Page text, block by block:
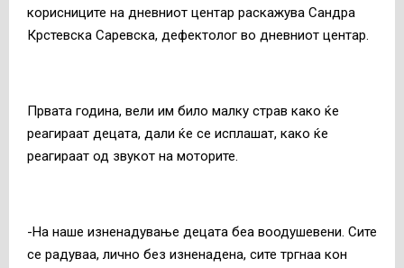
корисниците на дневниот центар раскажува Сандра
Крстевска Саревска, дефектолог во дневниот центар.
Првата година, вели им било малку страв како ќе
реагираат децата, дали ќе се исплашат, како ќе
реагираат од звукот на моторите.
-На наше изненадување децата беа воодушевени. Сите
се радуваа, лично без изненадена, сите тргнаа кон